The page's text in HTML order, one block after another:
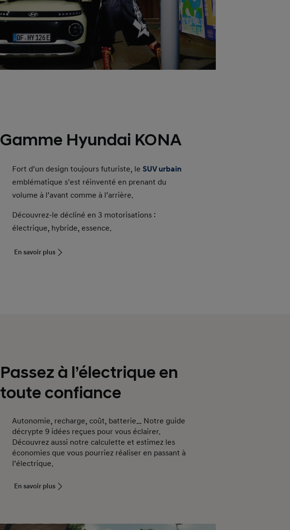
Gamme Hyundai KONA
Fort d’un design toujours futuriste, le SUV urbain
emblématique s’est réinventé en prenant du
volume à l’avant comme à l’arrière.
Découvrez-le décliné en 3 motorisations :
électrique, hybride, essence.
En savoir plus
Passez à l’électrique en
toute confiance
Autonomie, recharge, coût, batterie… Notre guide
décrypte 9 idées reçues pour vous éclairer.
Découvrez aussi notre calculette et estimez les
économies que vous pourriez réaliser en passant à
l’électrique.
En savoir plus